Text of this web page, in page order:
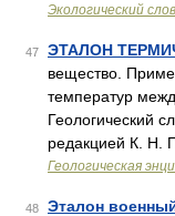
Экологический
47 ЭТАЛОН
вещество.
температур
Геологический
редакцией К. Н.
Геологическая
48 Эталон